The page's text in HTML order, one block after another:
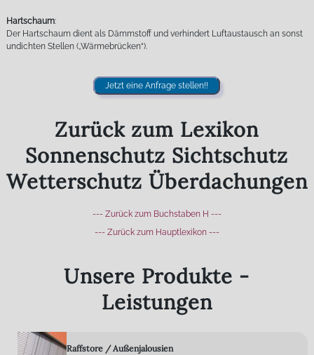
Hartschaum:
Der Hartschaum dient als Dämmstoff und verhindert Luftaustausch an sonst
undichten Stellen („Wärmebrücken“).
Jetzt eine Anfrage stellen!!
Zurück zum Lexikon
Sonnenschutz Sichtschutz
Wetterschutz Überdachungen
--- Zurück zum Buchstaben H ---
--- Zurück zum Hauptlexikon ---
Unsere Produkte -
Leistungen
Raffstore / Außenjalousien